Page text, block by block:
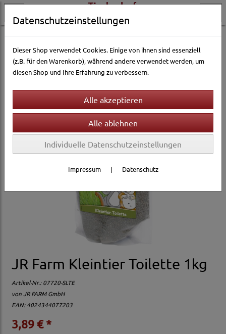
Kleintierwelt Ausstattung & Zubehör Einstreu & Nistmaterial
JR Farm Kleintier Toilette 1kg
Artikel-Nr.:07720-SLTE
vonJR FARM GmbH
EAN: 4024344077203
3,89 € *
Datenschutzeinstellungen
Dieser Shop verwendet Cookies. Einige von ihnen sind essenziell
(z.B. für den Warenkorb), während andere verwendet werden, um
diesen Shop und Ihre Erfahrung zu verbessern.
Individuelle Datenschutzeinstellungen
Impressum | Datenschutz